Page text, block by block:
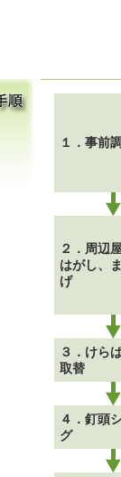
１．事前
２．周辺
はがし、
げ
３．けら
取替
４．釘頭
グ